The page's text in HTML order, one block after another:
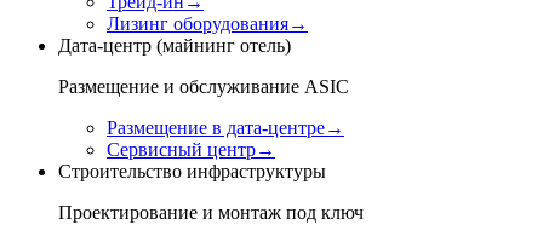
Лизинг оборудования→
Дата-центр (майнинг отель)
Размещение и обслуживание ASIC
Размещение в дата-центре→
Сервисный центр→
Строительство инфраструктуры
Проектирование и монтаж под ключ